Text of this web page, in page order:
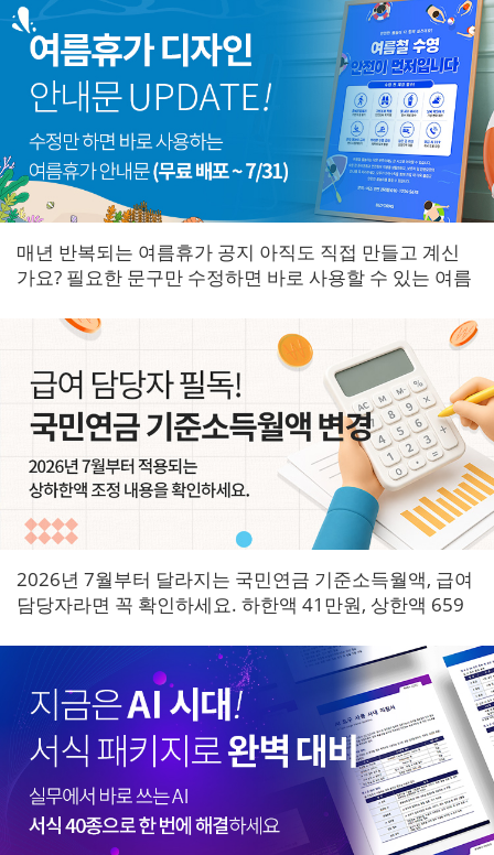
매년 반복되는 여름휴가 공지 아직도 직접 만들고 계신
가요? 필요한 문구만 수정하면 바로 사용할 수 있는 여름
2026년 7월부터 달라지는 국민연금 기준소득월액, 급여
담당자라면 꼭 확인하세요. 하한액 41만원, 상한액 659